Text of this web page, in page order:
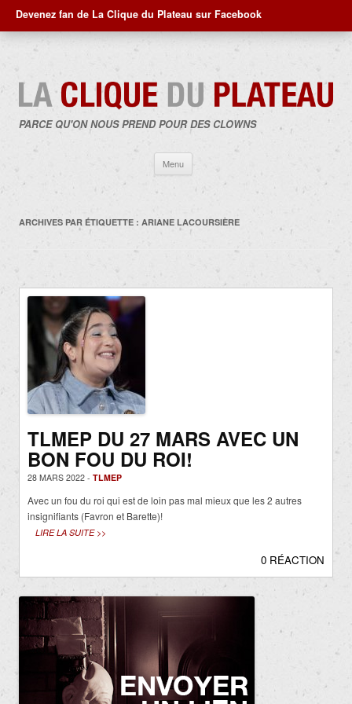
Devenez fan de La Clique du Plateau sur Facebook
PARCE QU'ON NOUS PREND POUR DES CLOWNS
Menu
contenu
ARCHIVES PAR ÉTIQUETTE : ARIANE LACOURSIÈRE
TLMEP DU 27 MARS AVEC UN
BON FOU DU ROI!
28 MARS 2022 - TLMEP
Avec un fou du roi qui est de loin pas mal mieux que les 2 autres
insignifiants (Favron et Barette)!
LIRE LA SUITE >>
0 RÉACTION